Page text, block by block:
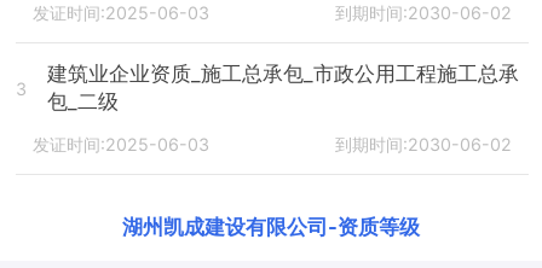
发证时间:2025-06-03 到期时间:2030-06-02
3
建筑业企业资质_施工总承包_市政公用工程施工总承
包_二级
发证时间:2025-06-03 到期时间:2030-06-02
湖州凯成建设有限公司 -资质等级